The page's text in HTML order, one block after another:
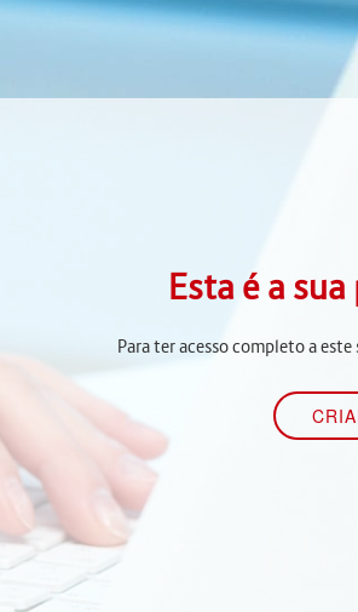
Esta é a
Para ter acesso completo a